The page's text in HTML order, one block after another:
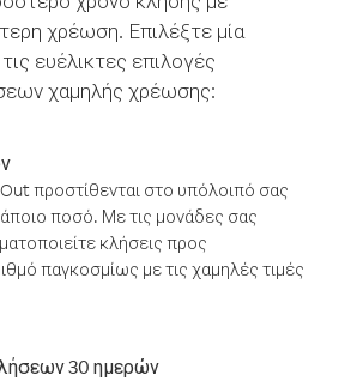
χρέωση. Επιλέξτε μία
ευέλικτες επιλογές
χαμηλής χρέωσης:
προστίθενται στο υπόλοιπό σας
ποσό. Με τις μονάδες σας
κλήσεις προς
παγκοσμίως με τις χαμηλές τιμές
30 ημερών